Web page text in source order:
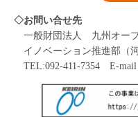
◇お問い合せ先
一般財団法人 九州オー
イノベーション推進部（河
TEL:092-411-7354 E-mail